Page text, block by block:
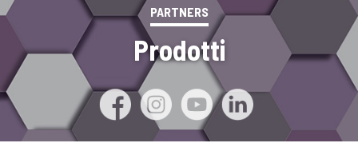
PARTNERS
Prodotti